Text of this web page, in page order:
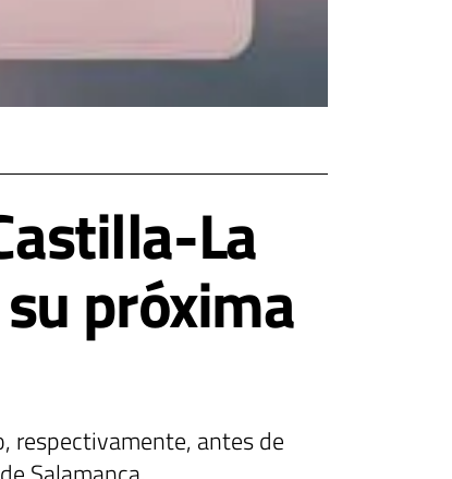
La
próxima
respectivamente, antes de